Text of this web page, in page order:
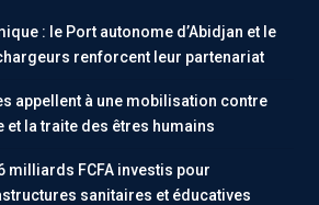
: le Port autonome d’Abidjan et le
renforcent leur partenariat
appellent à une mobilisation contre
et la traite des êtres humains
milliards FCFA investis pour
sanitaires et éducatives